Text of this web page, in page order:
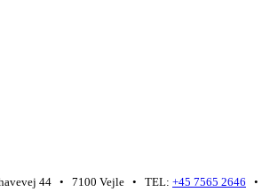
44 • 7100 Vejle • TEL: +45 7565 2646 •